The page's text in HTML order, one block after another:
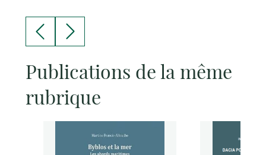
Publications de la même
rubrique